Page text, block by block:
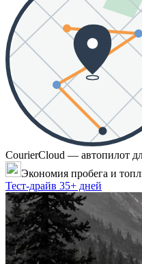
CourierCloud — автопилот
Экономия пробега и
Тест-драйв 35+ дней